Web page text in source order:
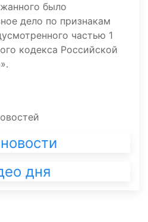
было
дело по признакам
частью 1
кодекса Российской
дня